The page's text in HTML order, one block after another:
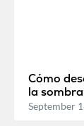
Cómo
la
September